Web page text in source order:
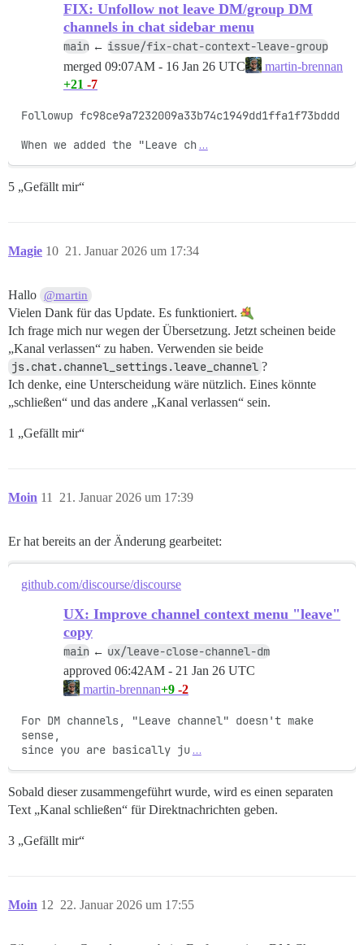
FIX: Unfollow not leave DM/group DM
channels in chat sidebar menu
main ← issue/fix-chat-context-leave-group
merged 09:07AM - 16 Jan 26 UTC
martin-brennan
+21 -7
Followup fc98ce9a7232009a33b74c1949dd1ffa1f73bddd
When we added the "Leave ch …
5 „Gefällt mir“
Magie 21. Januar 2026 um 17:34
10
Hallo @martin
Vielen Dank für das Update. Es funktioniert.
Ich frage mich nur wegen der Übersetzung. Jetzt scheinen beide
„Kanal verlassen“ zu haben. Verwenden sie beide
js.chat.channel_settings.leave_channel ?
Ich denke, eine Unterscheidung wäre nützlich. Eines könnte
„schließen“ und das andere „Kanal verlassen“ sein.
1 „Gefällt mir“
Moin 21. Januar 2026 um 17:39
11
Er hat bereits an der Änderung gearbeitet:
github.com/discourse/discourse
UX: Improve channel context menu "leave"
copy
main ← ux/leave-close-channel-dm
approved 06:42AM - 21 Jan 26 UTC
martin-brennan+9 -2
For DM channels, "Leave channel" doesn't make
sense,
since you are basically ju …
Sobald dieser zusammengeführt wurde, wird es einen separaten
Text „Kanal schließen“ für Direktnachrichten geben.
3 „Gefällt mir“
Moin 22. Januar 2026 um 17:55
12